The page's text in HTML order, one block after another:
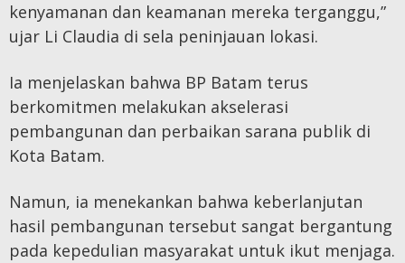
kenyamanan dan keamanan mereka terganggu,”
ujar Li Claudia di sela peninjauan lokasi.
Ia menjelaskan bahwa BP Batam terus
berkomitmen melakukan akselerasi
pembangunan dan perbaikan sarana publik di
Kota Batam.
Namun, ia menekankan bahwa keberlanjutan
hasil pembangunan tersebut sangat bergantung
pada kepedulian masyarakat untuk ikut menjaga.